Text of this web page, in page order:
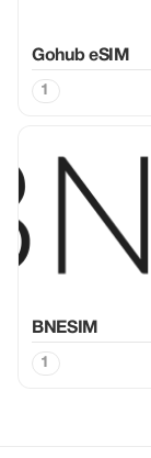
Gohub eSIM
1
BNESIM
1